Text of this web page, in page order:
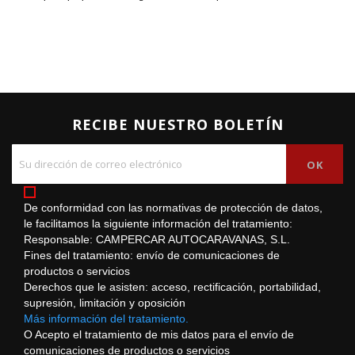
RECIBE NUESTRO BOLETÍN
De conformidad con las normativas de protección de datos,
le facilitamos la siguiente información del tratamiento:
Responsable: CAMPERCAR AUTOCARAVANAS, S.L.
Fines del tratamiento: envío de comunicaciones de
productos o servicios
Derechos que le asisten: acceso, rectificación, portabilidad,
supresión, limitación y oposición
Más información del tratamiento.
O Acepto el tratamiento de mis datos para el envío de
comunicaciones de productos o servicios